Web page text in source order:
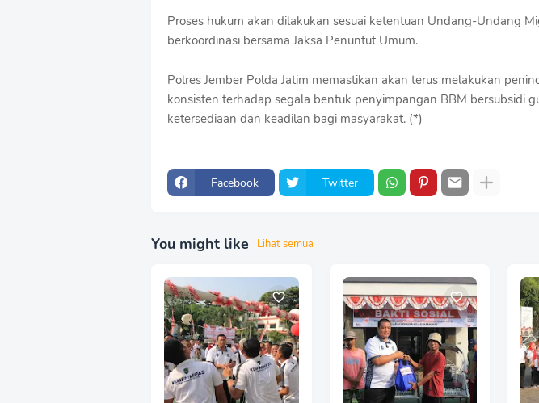
Proses hukum akan dilakukan sesuai ketentuan Undang-Undang
berkoordinasi bersama Jaksa Penuntut Umum.
Polres Jember Polda Jatim memastikan akan terus melakukan
konsisten terhadap segala bentuk penyimpangan BBM bersubsidi
ketersediaan dan keadilan bagi masyarakat. (*)
Facebook Twitter
You might like Lihat semua